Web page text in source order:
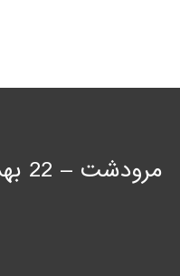
مرودشت – 22 بهمن شمالی